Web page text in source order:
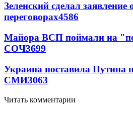
Зеленский сделал
переговорах4586
Майора ВСП поймали на
СОЧ3699
Украина поставила Путина
СМИ3063
Читать комментарии